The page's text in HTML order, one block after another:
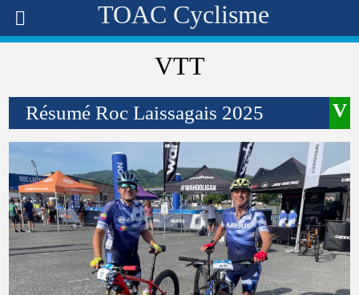
TOAC Cyclisme
VTT
Résumé Roc Laissagais 2025